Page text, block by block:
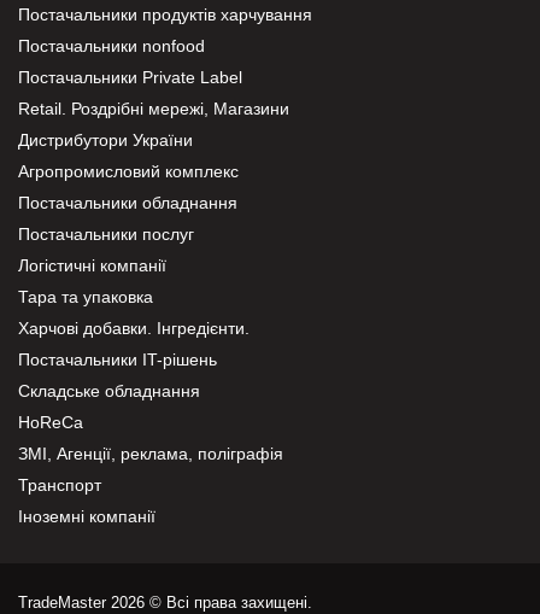
Постачальники продуктів харчування
Постачальники nonfood
Постачальники Private Label
Retail. Роздрібні мережі, Магазини
Дистрибутори України
Агропромисловий комплекс
Постачальники обладнання
Постачальники послуг
Логістичні компанії
Тара та упаковка
Харчові добавки. Інгредієнти.
Постачальники IT-рішень
Складське обладнання
HoReCa
ЗМІ, Агенції, реклама, поліграфія
Транспорт
Іноземні компанії
TradeMaster 2026 © Всі права захищені.